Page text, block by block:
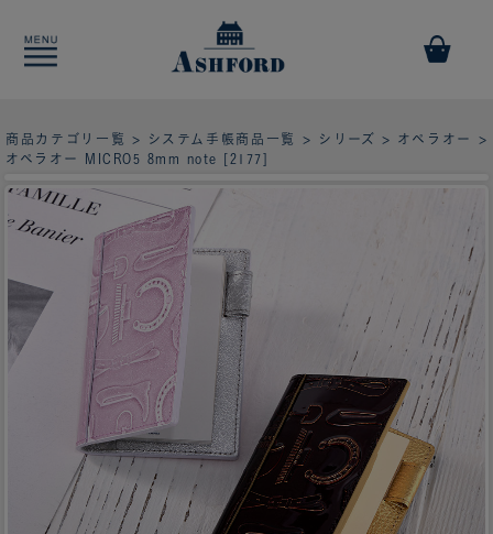
商品カテゴリ一覧 > システム手帳商品一覧 > シリーズ > オペラオー
>
オペラオー MICRO5 8mm note [2177]